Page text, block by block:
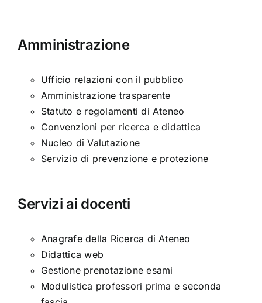
atenei)
Amministrazione
Ufficio relazioni con il pubblico
Amministrazione trasparente
Statuto e regolamenti di Ateneo
Convenzioni per ricerca e didattica
Nucleo di Valutazione
Servizio di prevenzione e protezione
Servizi ai docenti
Anagrafe della Ricerca di Ateneo
Didattica web
Gestione prenotazione esami
Modulistica professori prima e seconda